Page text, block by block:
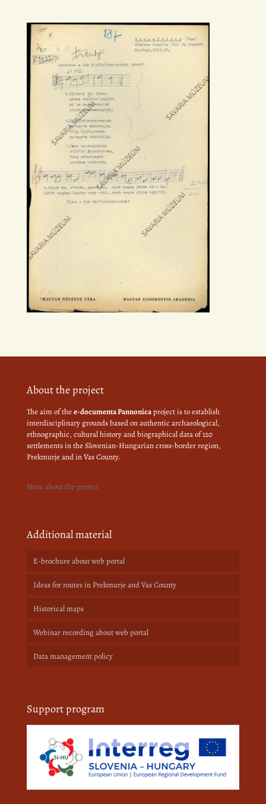
About the project
The aim of thee-documenta Pannonicaproject is to establish
interdisciplinary grounds based on authentic archaeological,
ethnographic, cultural history and biographical data of 120
settlements in the Slovenian-Hungarian cross-border region,
Prekmurje and in Vas County.
More about the project
Additional material
E-brochure about web portal
Ideas for routes in Prekmurje and Vas County
Historical maps
Webinar recording about web portal
Data management policy
Support program